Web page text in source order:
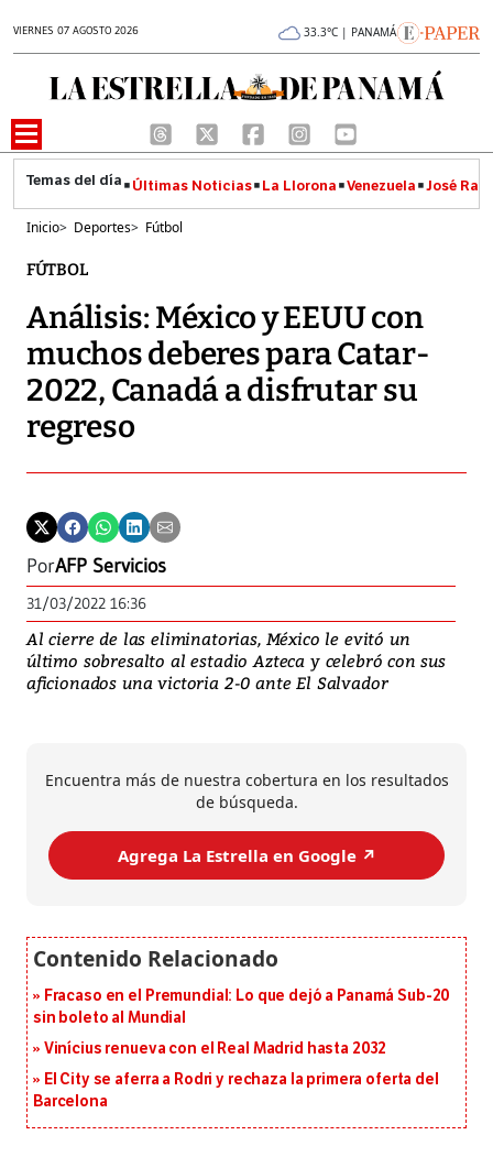
VIERNES 07 AGOSTO 2026 33.3°C | PANAMÁ
Últimas Noticias La Llorona Venezuela José
Inicio> Deportes> Fútbol
FÚTBOL
Análisis: México y EEUU con
muchos deberes para Catar-
2022, Canadá a disfrutar su
regreso
PorAFP Servicios
31/03/2022 16:36
Al cierre de las eliminatorias, México le evitó un
último sobresalto al estadio Azteca y celebró con sus
aficionados una victoria 2-0 ante El Salvador
Encuentra más de nuestra cobertura en los resultados
de búsqueda.
Agrega La Estrella en Google ↗️
Fracaso en el Premundial: Lo que dejó a Panamá Sub-20
sin boleto al Mundial
Vinícius renueva con el Real Madrid hasta 2032
El City se aferra a Rodri y rechaza la primera oferta del
Barcelona